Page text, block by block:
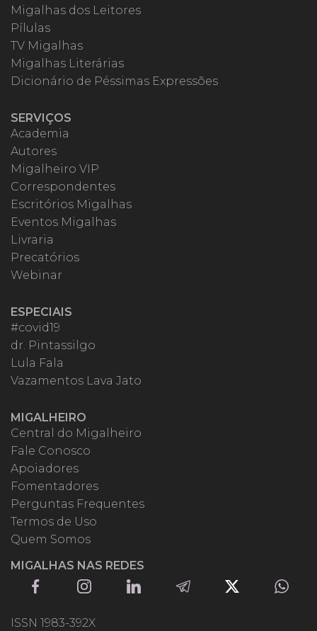
Migalhas dos Leitores
Pílulas
TV Migalhas
Migalhas Literárias
Dicionário de Péssimas Expressões
SERVIÇOS
Academia
Autores
Migalheiro VIP
Correspondentes
Escritórios Migalhas
Eventos Migalhas
Livraria
Precatórios
Webinar
ESPECIAIS
#covid19
dr. Pintassilgo
Lula Fala
Vazamentos Lava Jato
MIGALHEIRO
Central do Migalheiro
Fale Conosco
Apoiadores
Fomentadores
Perguntas Frequentes
Termos de Uso
Quem Somos
MIGALHAS NAS REDES
ISSN 1983-392X